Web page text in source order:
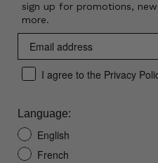
sign up for promotions,
more.
I agree to the Privacy
Language:
English
French